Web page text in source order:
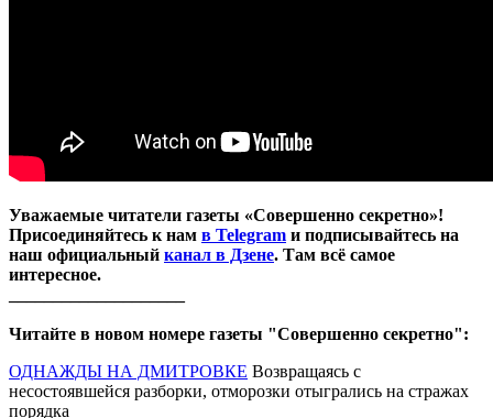
Уважаемые читатели газеты «Совершенно секретно»!
Присоединяйтесь к нам в Telegram и подписывайтесь на
наш официальный канал в Дзене. Там всё самое
интересное.
Читайте в новом номере газеты "Совершенно секретно":
ОДНАЖДЫ НА ДМИТРОВКЕ Возвращаясь с
несостоявшейся разборки, отморозки отыгрались на стражах
порядка